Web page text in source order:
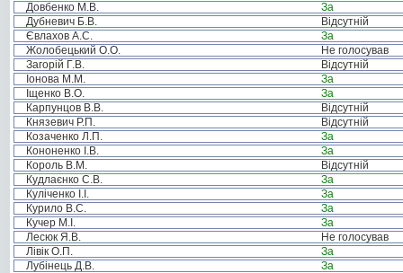
Довбенко М.В.
За
Дубневич Б.В.
Відсутній
Євлахов А.С.
За
Жолобецький О.О.
Не голосував
Загорій Г.В.
Відсутній
Іонова М.М.
За
Іщенко В.О.
За
Карпунцов В.В.
Відсутній
Князевич Р.П.
Відсутній
Козаченко Л.П.
За
Кононенко І.В.
За
Король В.М.
Відсутній
Кудлаєнко С.В.
За
Куліченко І.І.
За
Курило В.С.
За
Кучер М.І.
За
Лесюк Я.В.
Не голосував
Лівік О.П.
За
Лубінець Д.В.
За